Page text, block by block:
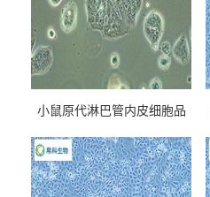
小鼠原代淋巴管内皮细胞品